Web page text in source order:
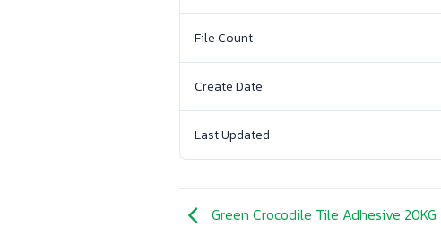
File Count
Create Date
Last Updated
Green Crocodile Tile Adhesive 20KG